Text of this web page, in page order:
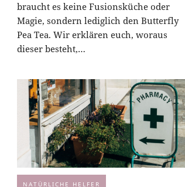
braucht es keine Fusionsküche oder
Magie, sondern lediglich den Butterfly
Pea Tea. Wir erklären euch, woraus
dieser besteht,…
NATÜRLICHE HELFER